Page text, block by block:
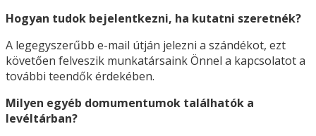
Hogyan tudok bejelentkezni, ha kutatni szeretnék?
A legegyszerűbb e-mail útján jelezni a szándékot, ezt
követően felveszik munkatársaink Önnel a kapcsolatot a
további teendők érdekében.
Milyen egyéb domumentumok találhatók a
levéltárban?